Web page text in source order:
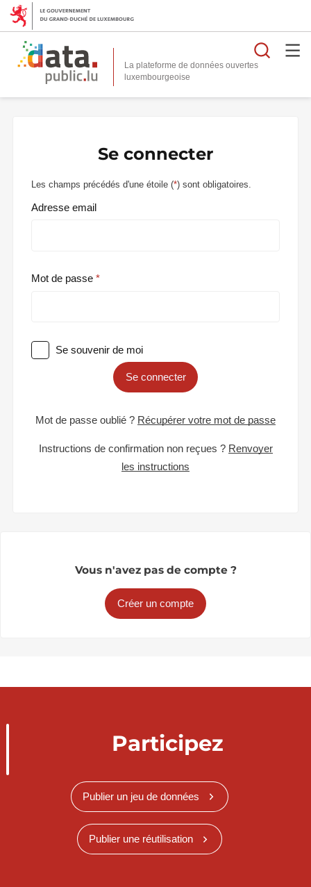
La plateforme de données ouvertes
Se connecter
Les champs précédés d'une étoile (*) sont obligatoires.
Adresse email
Mot de passe
Se souvenir de moi
Se connecter
Mot de passe oublié ? Récupérer votre mot de passe
Instructions de confirmation non reçues ? Renvoyer
les instructions
Vous n'avez pas de compte ?
Créer un compte
Participez
Publier un jeu de données
Publier une réutilisation